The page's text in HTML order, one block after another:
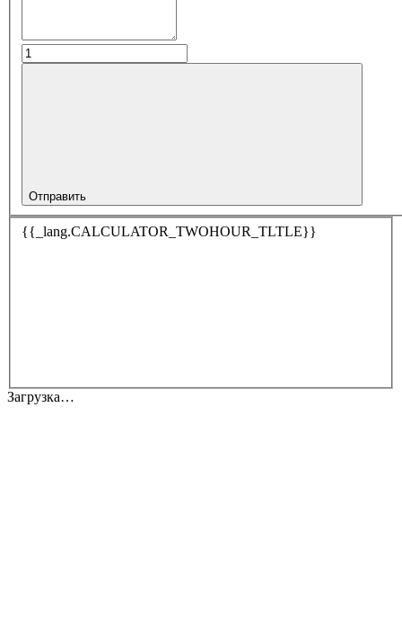
Отправить
{{_lang.CALCULATOR_TWOHOUR_TLTLE}}
Загрузка…